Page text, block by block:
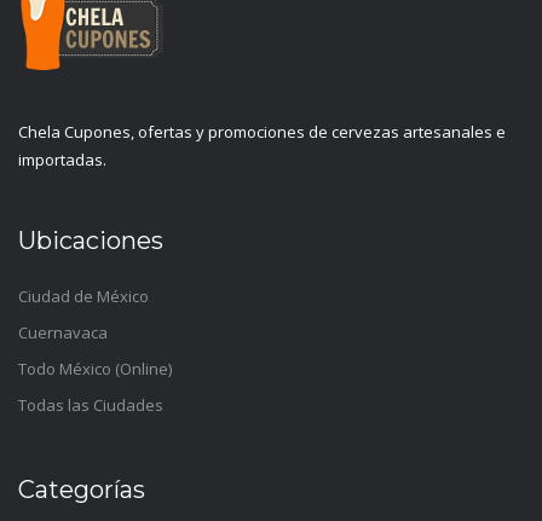
Chela Cupones, ofertas y promociones de cervezas artesanales e
importadas.
Ubicaciones
Ciudad de México
Cuernavaca
Todo México (Online)
Todas las Ciudades
Categorías